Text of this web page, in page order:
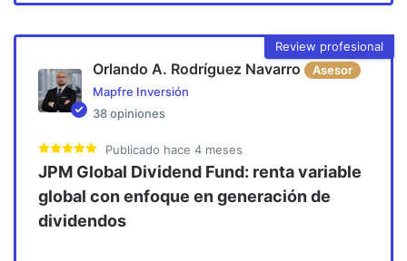
Review profesional
Orlando A. Rodríguez Navarro
Asesor
Mapfre Inversión
38 opiniones
Publicado hace 4 meses
JPM Global Dividend Fund: renta variable
global con enfoque en generación de
dividendos